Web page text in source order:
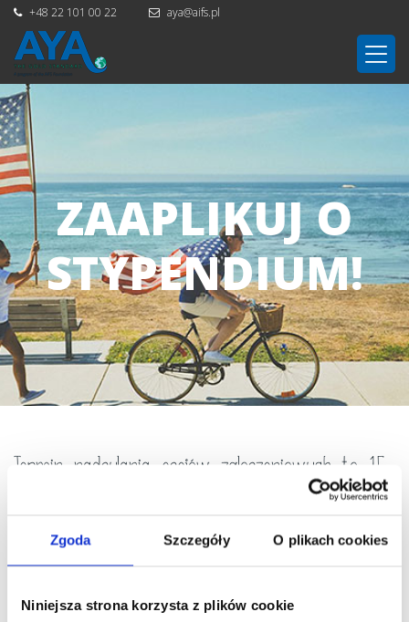
Zgoda Szczegóły O plikach cookies
Niniejsza strona korzysta z plików cookie
+48 22 101 00 22 aya@aifs.pl
ZAAPLIKUJ O
STYPENDIUM!
Termin nadsyłania esejów zgłoszeniowych to 15
Jeżeli uważasz, że masz ciekawe osiągnięcia w nauce bądź
działalności artystycznej, a do tego bardzo dobrze znasz
Davenporta, czyli całkowite zwolnienie z opłaty programowej! To,